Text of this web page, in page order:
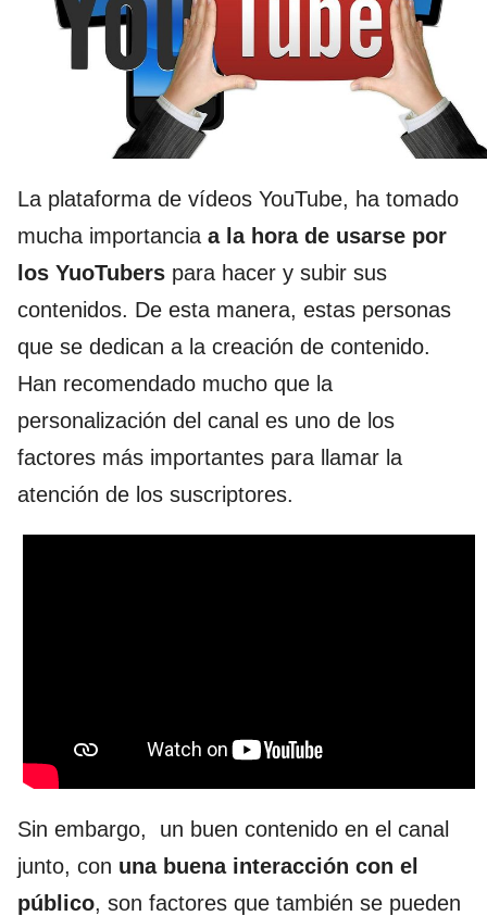
La plataforma de vídeos YouTube, ha tomado
mucha importancia a la hora de usarse por
los YuoTubers para hacer y subir sus
contenidos. De esta manera, estas personas
que se dedican a la creación de contenido.
Han recomendado mucho que la
personalización del canal es uno de los
factores más importantes para llamar la
atención de los suscriptores.
Sin embargo, un buen contenido en el canal
junto, con una buena interacción con el
público, son factores que también se pueden